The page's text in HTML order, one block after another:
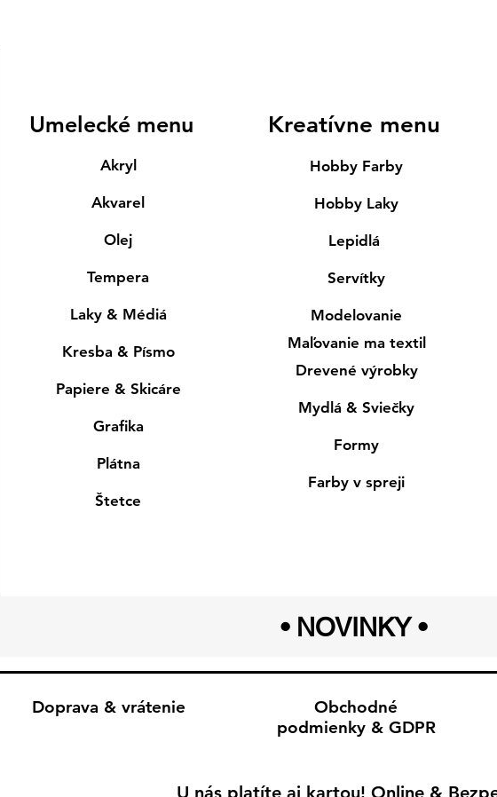
Umelecké menu
Akryl
Akvarel
Olej
Tempera
Laky & Médiá
Kresba & Písmo
Papiere & Skicáre
Grafika
Plátna
Štetce
Kreatívne menu
Hobby Farby
Hobby Laky
Lepidlá
Servítky
Modelovanie
Maľovanie ma textil
Drevené výrobky
Mydlá & Sviečky
Formy
Farby v spreji
• NOVINKY •
Doprava & vrátenie
Obchodné
podmienky & GDPR
U nás platíte aj kartou! Online &